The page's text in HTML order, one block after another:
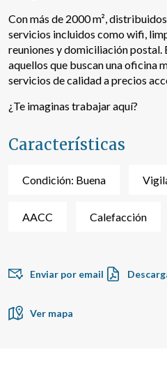
Con más de 2000 m²,
servicios incluidos como wifi,
reuniones y domiciliación postal.
aquellos que buscan una oficina
servicios de calidad a precios
¿Te imaginas trabajar aquí?
Características
Condición: Buena
AACC Calefacción
Enviar por email
Ver mapa
Técnicas y funcionales
Si continua navegando, supone